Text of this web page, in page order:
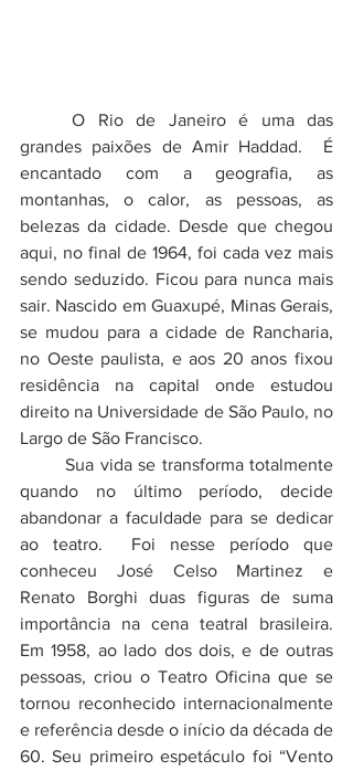
	O Rio de Janeiro é uma das
grandes paixões de Amir Haddad.  É
encantado com a geografia, as
montanhas, o calor, as pessoas, as
belezas da cidade. Desde que chegou
aqui, no final de 1964, foi cada vez mais
sendo seduzido. Ficou para nunca mais
sair. Nascido em Guaxupé, Minas Gerais,
se mudou para a cidade de Rancharia,
no Oeste paulista, e aos 20 anos fixou
residência na capital onde estudou
direito na Universidade de São Paulo, no
Largo de São Francisco.
	Sua vida se transforma totalmente
quando no último período, decide
abandonar a faculdade para se dedicar
ao teatro.  Foi nesse período que
conheceu José Celso Martinez
Renato Borghi
duas figuras de suma
importância na cena teatral brasileira.
Em 1958, ao lado dos dois, e de outras
pessoas, criou o Teatro Oficina que se
tornou reconhecido internacionalmente
e referência desde o início da década de
60. Seu primeiro espetáculo foi “Vento